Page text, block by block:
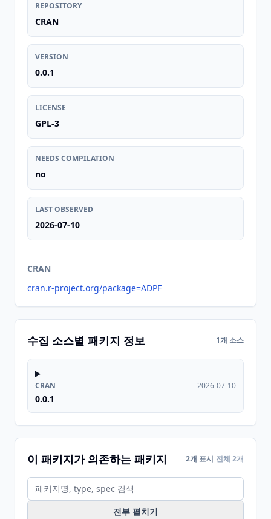
REPOSITORY
CRAN
VERSION
0.0.1
LICENSE
GPL-3
NEEDS COMPILATION
no
LAST OBSERVED
2026-07-10
CRAN
cran.r-project.org/package=ADPF
수집 소스별 패키지 정보 1개 소스
CRAN
0.0.1
2026-07-10
이 패키지가 의존하는 패키지 2개 표시 전체 2개
전부 펼치기